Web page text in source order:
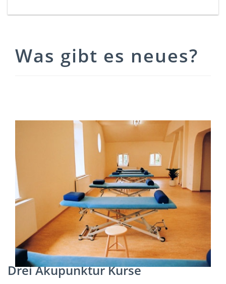
Was gibt es neues?
Drei Akupunktur Kurse